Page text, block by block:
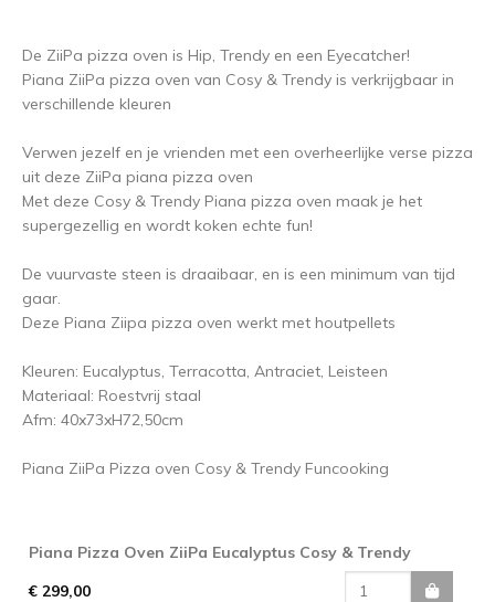
De ZiiPa pizza oven is Hip, Trendy en een Eyecatcher!
Piana ZiiPa pizza oven van Cosy & Trendy is verkrijgbaar in
verschillende kleuren
Verwen jezelf en je vrienden met een overheerlijke verse pizza
uit deze ZiiPa piana pizza oven
Met deze Cosy & Trendy Piana pizza oven maak je het
supergezellig en wordt koken echte fun!
De vuurvaste steen is draaibaar, en is een minimum van tijd
gaar.
Deze Piana Ziipa pizza oven werkt met houtpellets
Kleuren: Eucalyptus, Terracotta, Antraciet, Leisteen
Materiaal: Roestvrij staal
Afm: 40x73xH72,50cm
Piana ZiiPa Pizza oven Cosy & Trendy Funcooking
Piana Pizza Oven ZiiPa Eucalyptus Cosy & Trendy
€ 299,00